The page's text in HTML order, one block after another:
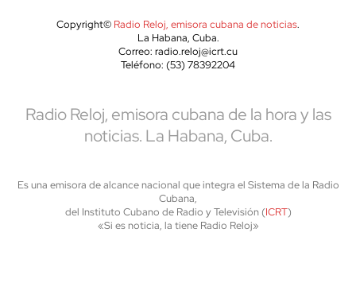
Copyright© Radio Reloj, emisora cubana de noticias.
La Habana, Cuba.
Correo: radio.reloj@icrt.cu
Teléfono: (53) 78392204
Radio Reloj, emisora cubana de la hora y las
noticias. La Habana, Cuba.
Es una emisora de alcance nacional que integra el Sistema de la Radio
Cubana,
del Instituto Cubano de Radio y Televisión (ICRT)
«Si es noticia, la tiene Radio Reloj»